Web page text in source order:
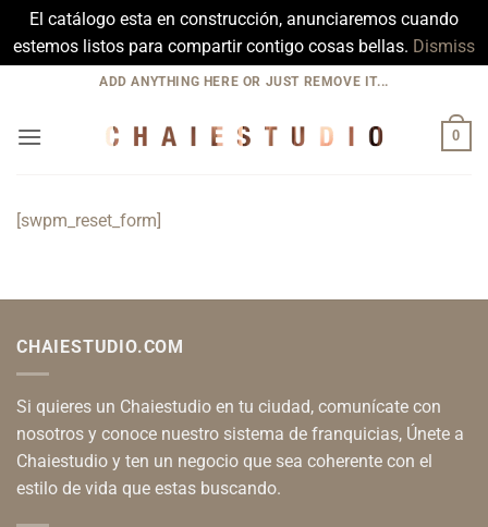
El catálogo esta en construcción, anunciaremos cuando
estemos listos para compartir contigo cosas bellas. Dismiss
content
ADD ANYTHING HERE OR JUST REMOVE IT...
0
[swpm_reset_form]
CHAIESTUDIO.COM
Si quieres un Chaiestudio en tu ciudad, comunícate con
nosotros y conoce nuestro sistema de franquicias, Únete a
Chaiestudio y ten un negocio que sea coherente con el
estilo de vida que estas buscando.